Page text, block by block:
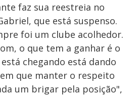
faz sua reestreia no
que está suspenso.
foi um clube acolhedor.
o que tem a ganhar é o
chegando está dando
que manter o respeito
um brigar pela posição",